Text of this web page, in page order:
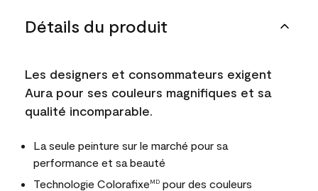
Détails du produit
Les designers et consommateurs exigent
Aura pour ses couleurs magnifiques et sa
qualité incomparable.
La seule peinture sur le marché pour sa
performance et sa beauté
Technologie Colorafixe MD pour des couleurs